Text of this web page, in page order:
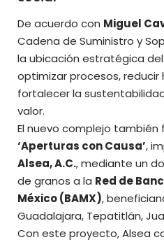
De acuerdo con Miguel
Cadena de Suministro y
la ubicación estratégica
optimizar procesos, reducir
fortalecer la
valor.
El nuevo complejo
‘Aperturas con Causa’,
Alsea, A.C., mediante un
de granos a la Red de
México (BAMX),
Guadalajara, Tepatitlán,
Con este proyecto, Alsea